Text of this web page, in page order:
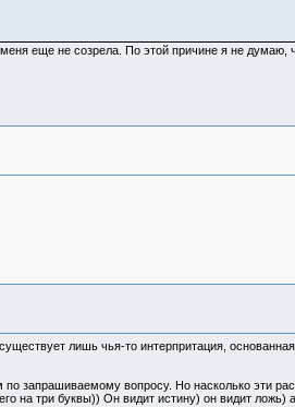
еще не созрела. По этой причине я не думаю,
лишь чья-то интерпритация,
запрашиваемому вопросу. Но насколько эти
на три буквы)) Он видит истину) он видит ложь)